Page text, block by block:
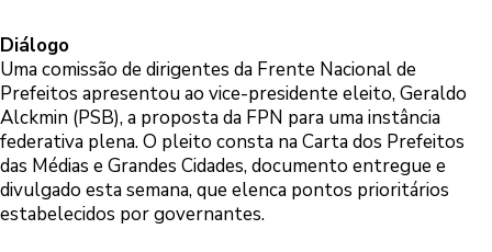
Diálogo
Uma comissão de dirigentes da Frente Nacional de
Prefeitos apresentou ao vice-presidente eleito, Geraldo
Alckmin (PSB), a proposta da FPN para uma instância
federativa plena. O pleito consta na Carta dos Prefeitos
das Médias e Grandes Cidades, documento entregue e
divulgado esta semana, que elenca pontos prioritários
estabelecidos por governantes.